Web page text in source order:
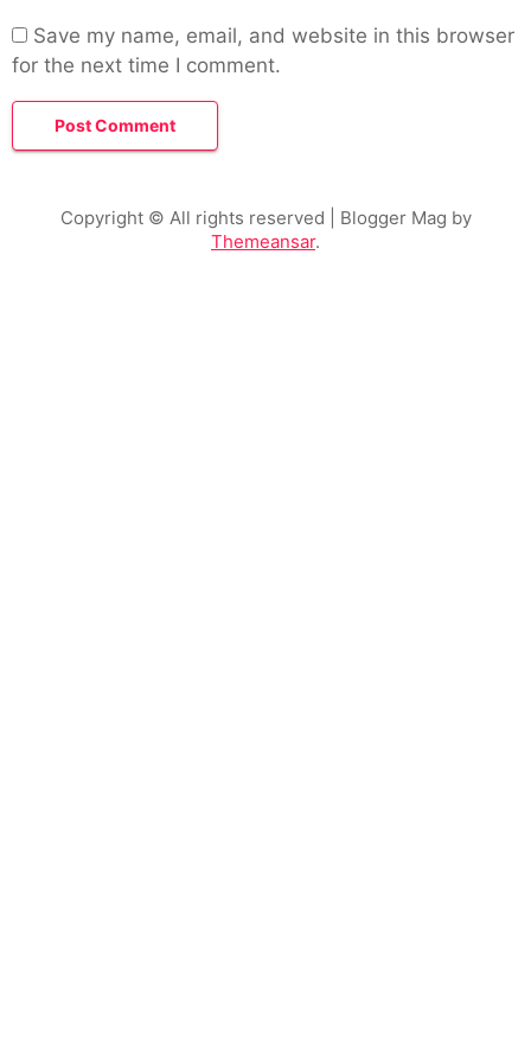
Save my name, email, and website in this browser
for the next time I comment.
Copyright © All rights reserved | Blogger Mag by
Themeansar.